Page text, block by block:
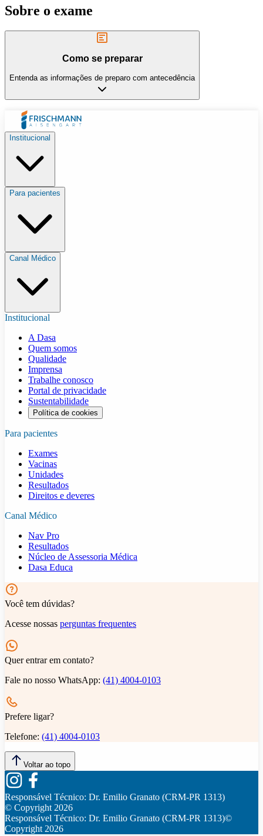
Sobre o exame
Como se preparar
Entenda as informações de preparo com antecedência
Institucional
Para pacientes
Canal Médico
Institucional
A Dasa
Quem somos
Qualidade
Imprensa
Trabalhe conosco
Portal de privacidade
Sustentabilidade
Política de cookies
Para pacientes
Exames
Vacinas
Unidades
Resultados
Direitos e deveres
Canal Médico
Nav Pro
Resultados
Núcleo de Assessoria Médica
Dasa Educa
Você tem dúvidas?
Acesse nossas perguntas frequentes
Quer entrar em contato?
Fale no nosso WhatsApp: (41) 4004-0103
Prefere ligar?
Telefone: (41) 4004-0103
Voltar ao topo
Responsável Técnico: Dr. Emilio Granato (CRM-PR 1313)
© Copyright2026
Responsável Técnico: Dr. Emilio Granato (CRM-PR 1313)©
Copyright2026